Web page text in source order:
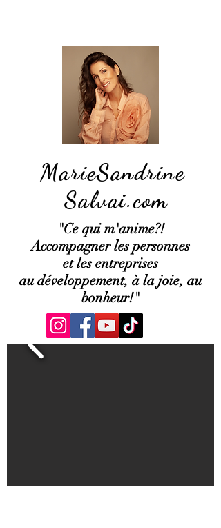
MarieSandrine
Salvai.com
"Ce quim'anime?!
Accompagner les personnes
et les entreprises
au développement, à la joie, au
bonheur!"